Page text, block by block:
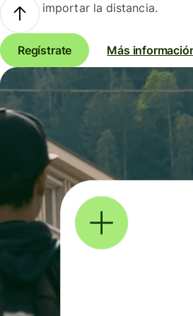
importar la distancia.
Regístrate Más